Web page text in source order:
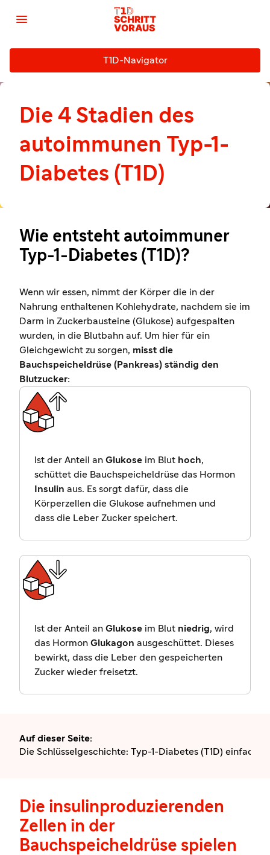

T1D-Navigator
Die 4 Stadien des
autoimmunen Typ-1-
Diabetes (T1D)
Wie entsteht autoimmuner
Typ-1-Diabetes (T1D)?
Wenn wir essen, nimmt der Körper die in der
Nahrung enthaltenen Kohlehydrate, nachdem sie im
Darm in Zuckerbausteine (Glukose) aufgespalten
wurden, in die Blutbahn auf. Um hier für ein
Gleichgewicht zu sorgen, misst die
Bauchspeicheldrüse (Pankreas) ständig den
Blutzucker:
Ist der Anteil an Glukose im Blut hoch,
schüttet die Bauchspeicheldrüse das Hormon
Insulin aus. Es sorgt dafür, dass die
Körperzellen die Glukose aufnehmen und
dass die Leber Zucker speichert.
Ist der Anteil an Glukose im Blut niedrig, wird
das Hormon Glukagon ausgeschüttet. Dieses
bewirkt, dass die Leber den gespeicherten
Zucker wieder freisetzt.
Auf dieser Seite:
Die Schlüsselgeschichte: Typ-1-Diabetes (T1D) einfach
Die insulinproduzierenden
Zellen in der
Bauchspeicheldrüse spielen